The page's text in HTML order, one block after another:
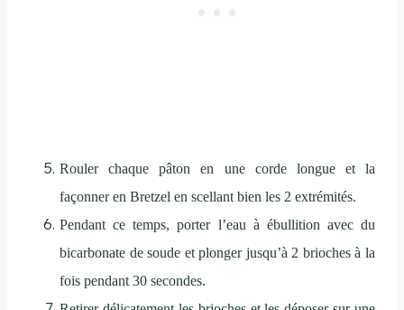
Rouler chaque pâton en une corde longue et la
façonner en Bretzel en scellant bien les 2 extrémités.
Pendant ce temps, porter l’eau à ébullition avec du
bicarbonate de soude et plonger jusqu’à 2 brioches à la
fois pendant 30 secondes.